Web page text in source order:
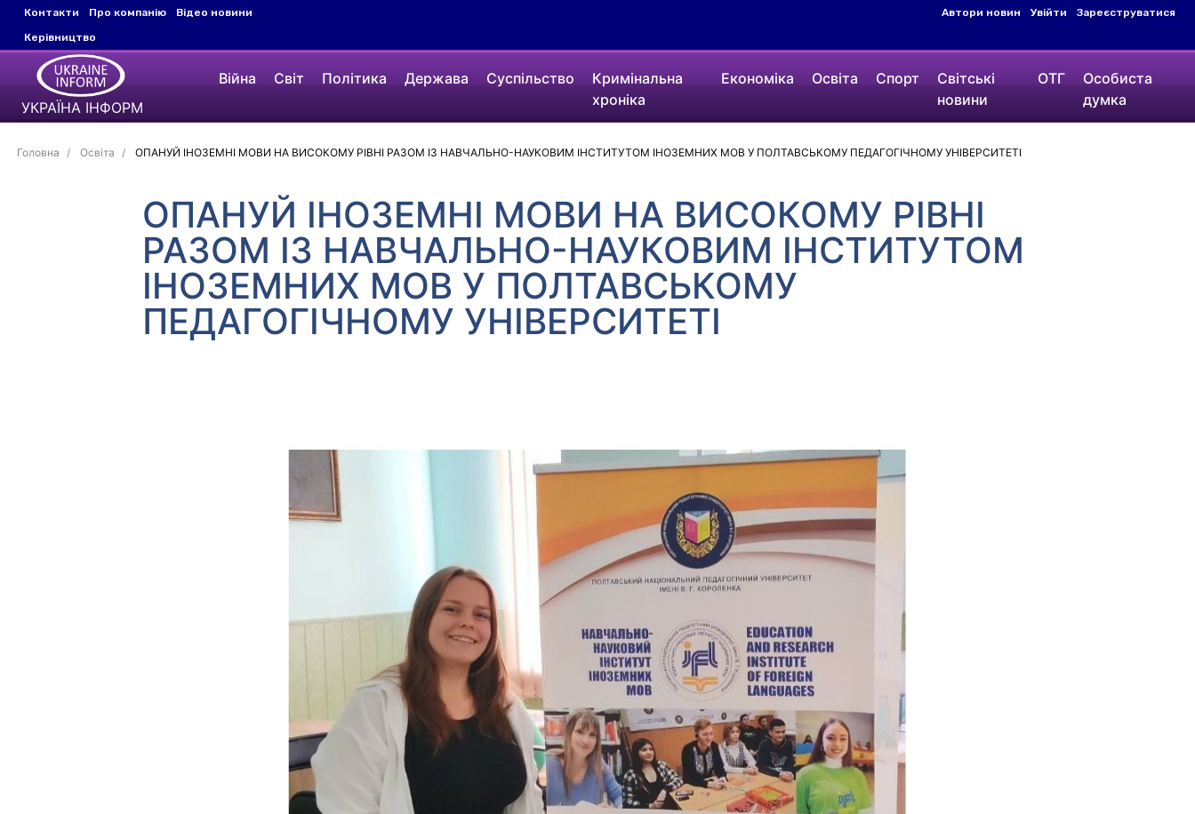
Контакти Про компанію
Відео новини
Керівництво
Автори новин Увійти Зареєструватися
УКРАЇНА ІНФОРМ
Війна Світ Політика Держава Суспільство
Кримінальна
хроніка
Економіка Освіта Спорт
Світські
новини
ОТГ
Особиста
думка
Головна Освіта ОПАНУЙ ІНОЗЕМНІ МОВИ НА ВИСОКОМУ РІВНІ РАЗОМ ІЗ НАВЧАЛЬНО-НАУКОВИМ ІНСТИТУТОМ ІНОЗЕМНИХ МОВ У ПОЛТАВСЬКОМУ ПЕДАГОГІЧНОМУ УНІВЕРСИТЕТІ
ОПАНУЙ ІНОЗЕМНІ МОВИ НА ВИСОКОМУ РІВНІ
РАЗОМ ІЗ НАВЧАЛЬНО-НАУКОВИМ ІНСТИТУТОМ
ІНОЗЕМНИХ МОВ У ПОЛТАВСЬКОМУ
ПЕДАГОГІЧНОМУ УНІВЕРСИТЕТІ